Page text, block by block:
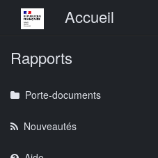
Menu principalAccueil
Rapports
Porte-documents
Nouveautés